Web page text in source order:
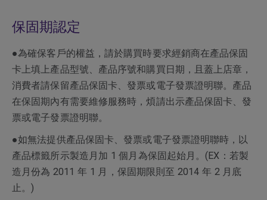
保固期認定
●為確保客戶的權益，請於購買時要求經銷商在產品保固
卡上填上產品型號、產品序號和購買日期，且蓋上店章，
消費者請保留產品保固卡、發票或電子發票證明聯。產品
在保固期內有需要維修服務時，煩請出示產品保固卡、發
票或電子發票證明聯。
●如無法提供產品保固卡、發票或電子發票證明聯時，以
產品標籤所示製造月加 1 個月為保固起始月。(EX：若製
造月份為 2011 年 1 月，保固期限則至 2014 年 2 月底
止。)